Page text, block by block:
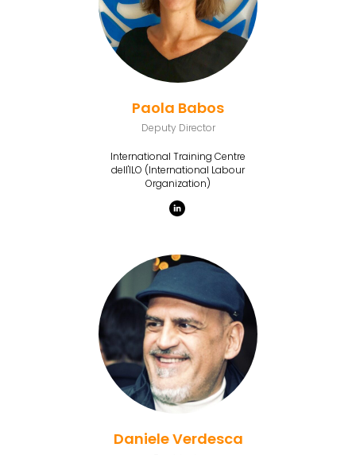
Paola Babos
Deputy Director
International Training Centre
dell'ILO (International Labour
Organization)
Daniele Verdesca